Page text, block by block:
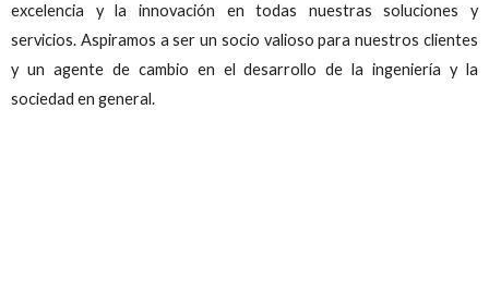
excelencia y la innovación en todas nuestras soluciones y
servicios. Aspiramos a ser un socio valioso para nuestros clientes
y un agente de cambio en el desarrollo de la ingeniería y la
sociedad en general.